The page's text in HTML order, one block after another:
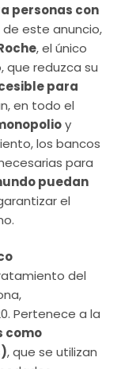
personas con
de este anuncio,
, el único
que reduzca su
para
en todo el
y
los bancos
para
puedan
el
del
Pertenece a la
como
, que se utilizan